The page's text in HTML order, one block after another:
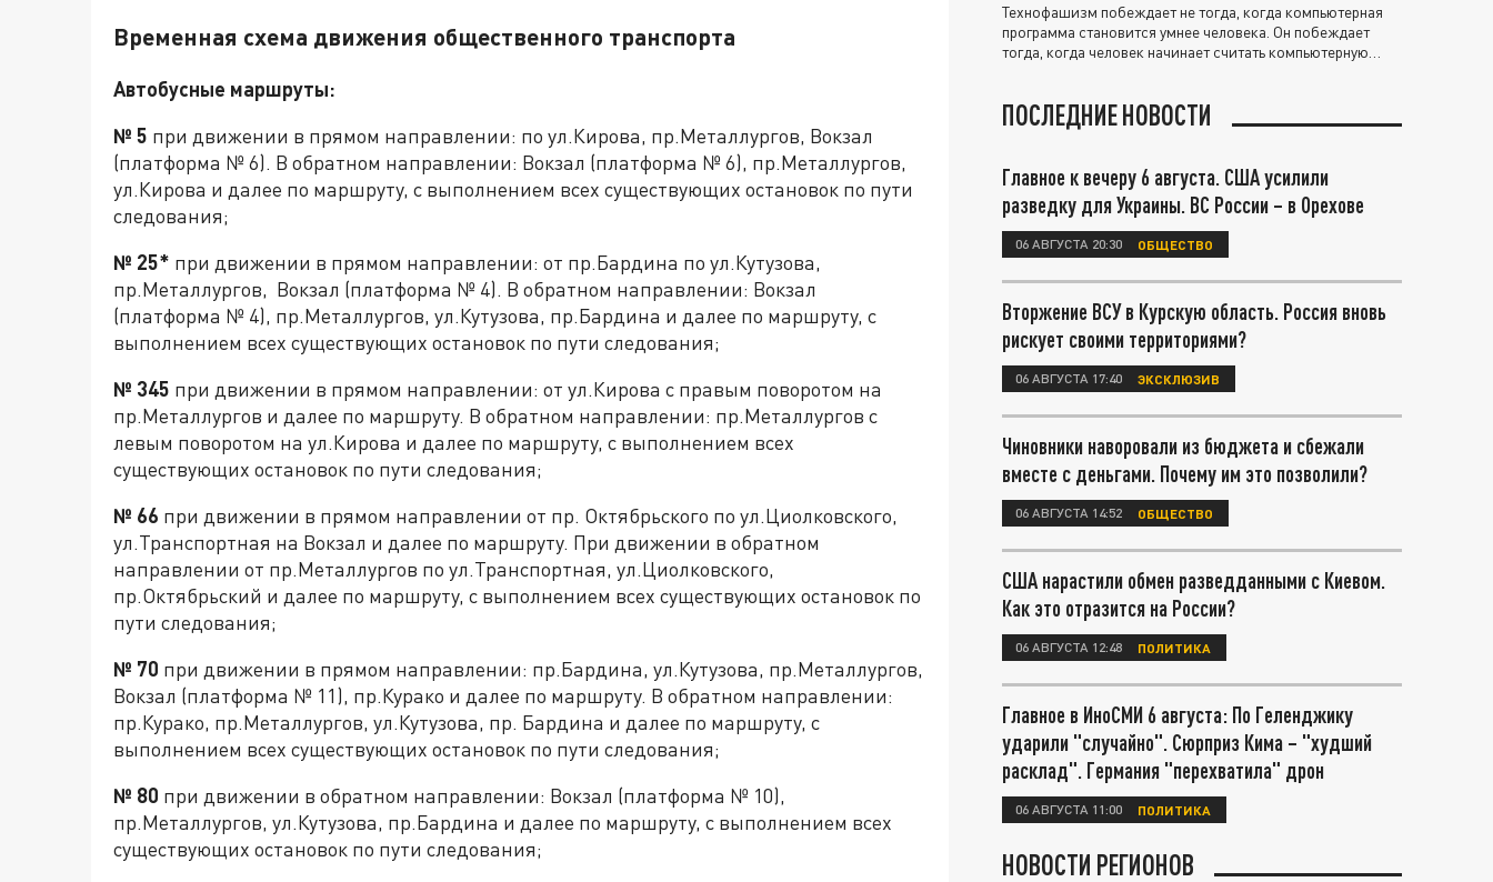
Временная схема движения общественного транспорта
Автобусные маршруты:
№ 5 при движении в прямом направлении: по ул.Кирова, пр.Металлургов, Вокзал
(платформа № 6). В обратном направлении: Вокзал (платформа № 6), пр.Металлургов,
ул.Кирова и далее по маршруту, с выполнением всех существующих остановок по пути
следования;
№ 25* при движении в прямом направлении: от пр.Бардина по ул.Кутузова,
пр.Металлургов, Вокзал (платформа № 4). В обратном направлении: Вокзал
(платформа № 4), пр.Металлургов, ул.Кутузова, пр.Бардина и далее по маршруту, с
выполнением всех существующих остановок по пути следования;
№ 345 при движении в прямом направлении: от ул.Кирова с правым поворотом на
пр.Металлургов и далее по маршруту. В обратном направлении: пр.Металлургов с
левым поворотом на ул.Кирова и далее по маршруту, с выполнением всех
существующих остановок по пути следования;
№ 66 при движении в прямом направлении от пр. Октябрьского по ул.Циолковского,
ул.Транспортная на Вокзал и далее по маршруту. При движении в обратном
направлении от пр.Металлургов по ул.Транспортная, ул.Циолковского,
пр.Октябрьский и далее по маршруту, с выполнением всех существующих остановок по
пути следования;
№ 70 при движении в прямом направлении: пр.Бардина, ул.Кутузова, пр.Металлургов,
Вокзал (платформа № 11), пр.Курако и далее по маршруту. В обратном направлении:
пр.Курако, пр.Металлургов, ул.Кутузова, пр. Бардина и далее по маршруту, с
выполнением всех существующих остановок по пути следования;
№ 80 при движении в обратном направлении: Вокзал (платформа № 10),
пр.Металлургов, ул.Кутузова, пр.Бардина и далее по маршруту, с выполнением всех
существующих остановок по пути следования;
Технофашизм побеждает не тогда, когда компьютерная
программа становится умнее человека. Он побеждает
тогда, когда человек начинает считать компьютерную
ПОСЛЕДНИЕ НОВОСТИ
Главное к вечеру 6 августа. США усилили
разведку для Украины. ВС России – в Орехове
06 АВГУСТА 20:30 ОБЩЕСТВО
Вторжение ВСУ в Курскую область. Россия вновь
рискует своими территориями?
06 АВГУСТА 17:40 ЭКСКЛЮЗИВ
Чиновники наворовали из бюджета и сбежали
вместе с деньгами. Почему им это позволили?
06 АВГУСТА 14:52 ОБЩЕСТВО
США нарастили обмен разведданными с Киевом.
Как это отразится на России?
06 АВГУСТА 12:48 ПОЛИТИКА
Главное в ИноСМИ 6 августа: По Геленджику
ударили "случайно". Сюрприз Кима – "худший
расклад". Германия "перехватила" дрон
06 АВГУСТА 11:00 ПОЛИТИКА
НОВОСТИ РЕГИОНОВ